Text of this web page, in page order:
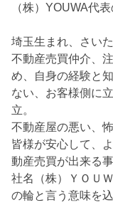
（株）YOUWA代
埼玉生まれ、さい
不動産売買仲介、
め、自身の経験と
ない、お客様側に
立。
不動産屋の悪い、
皆様が安心して、
動産売買が出来る
社名（株）ＹＯＵ
の輪と言う意味を